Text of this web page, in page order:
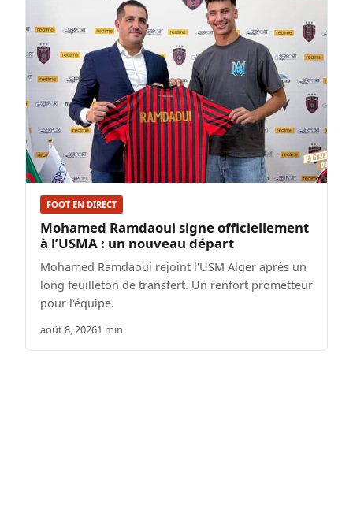
FOOT EN DIRECT
Mohamed Ramdaoui signe officiellement
à l’USMA : un nouveau départ
Mohamed Ramdaoui rejoint l'USM Alger après un
long feuilleton de transfert. Un renfort prometteur
pour l'équipe.
août 8, 20261 min